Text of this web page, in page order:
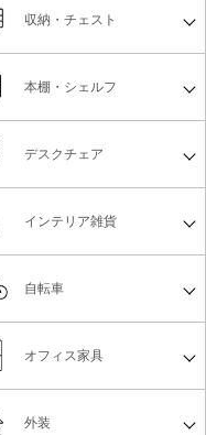
収納・チェスト
本棚・シェルフ
デスクチェア
インテリア雑貨
自転車
オフィス家具
外装